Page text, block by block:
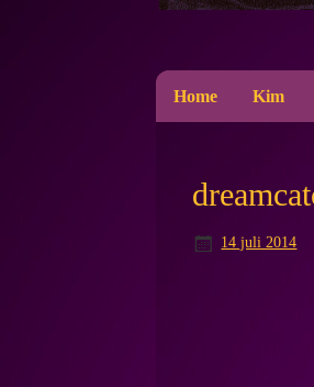
Home Kim
14 juli 2014